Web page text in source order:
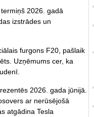
2026. gadā
izstrādes un
furgons F20, pašlaik
Uzņēmums cer, ka
2026. gada jūnijā.
ar nerūsējošā
atgādina Tesla